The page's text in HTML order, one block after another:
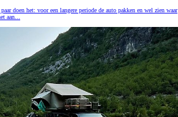
doen het: voor een langere periode de auto pakken en wel zien waar
aan...